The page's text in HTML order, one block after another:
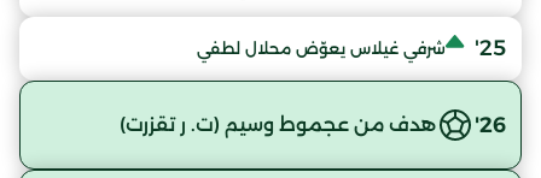
25' شرفي غيلاس يعوّض محلال لطفي
26' هدف من عجموط وسيم (ت. ر تقزرت)